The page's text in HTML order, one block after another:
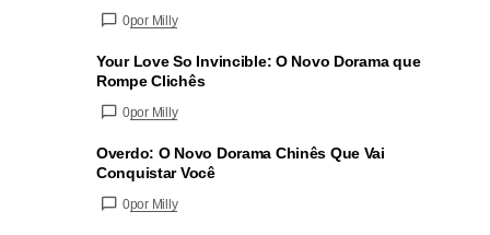
0por Milly
Your Love So Invincible: O Novo Dorama que
Rompe Clichês
0por Milly
Overdo: O Novo Dorama Chinês Que Vai
Conquistar Você
0por Milly